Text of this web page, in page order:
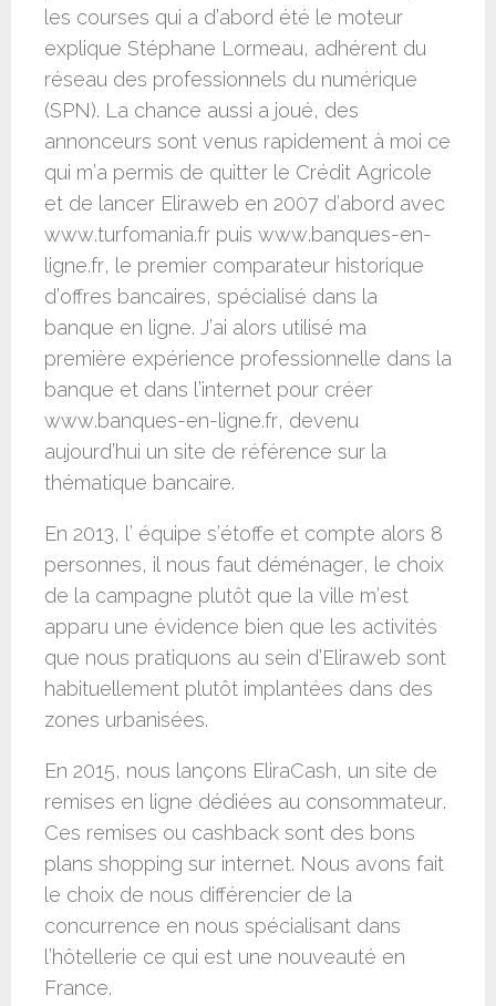
les courses qui a d’abord été le moteur
explique Stéphane Lormeau, adhérent du
réseau des professionnels du numérique
(SPN). La chance aussi a joué, des
annonceurs sont venus rapidement à moi ce
qui m’a permis de quitter le Crédit Agricole
et de lancer Eliraweb en 2007 d’abord avec
www.turfomania.fr puis www.banques-en-
ligne.fr, le premier comparateur historique
d’offres bancaires, spécialisé dans la
banque en ligne. J’ai alors utilisé ma
première expérience professionnelle dans la
banque et dans l’internet pour créer
www.banques-en-ligne.fr, devenu
aujourd’hui un site de référence sur la
thématique bancaire.
En 2013, l’ équipe s’étoffe et compte alors 8
personnes, il nous faut déménager, le choix
de la campagne plutôt que la ville m’est
apparu une évidence bien que les activités
que nous pratiquons au sein d’Eliraweb sont
habituellement plutôt implantées dans des
zones urbanisées.
En 2015, nous lançons EliraCash, un site de
remises en ligne dédiées au consommateur.
Ces remises ou cashback sont des bons
plans shopping sur internet. Nous avons fait
le choix de nous différencier de la
concurrence en nous spécialisant dans
l’hôtellerie ce qui est une nouveauté en
France.